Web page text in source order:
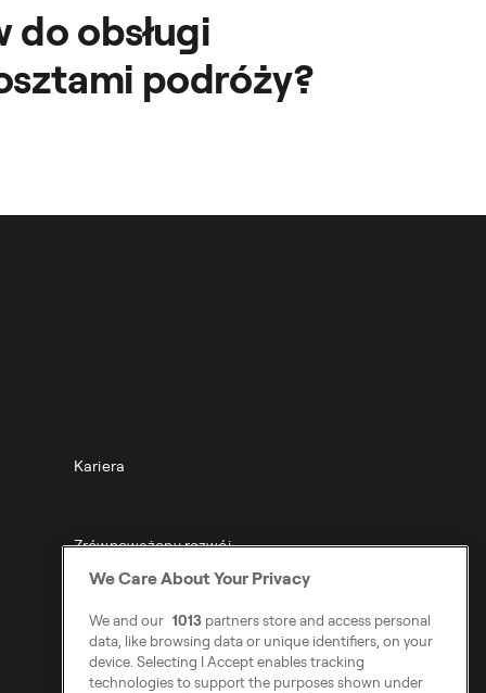
obsługi
podróży?
Kariera
Zrównoważony rozwój
Dostępności
Modern Slavery Statement
We Care About Your Privacy
We and our 1013 partners store and access personal
data, like browsing data or unique identifiers, on your
device. Selecting I Accept enables tracking
technologies to support the purposes shown under